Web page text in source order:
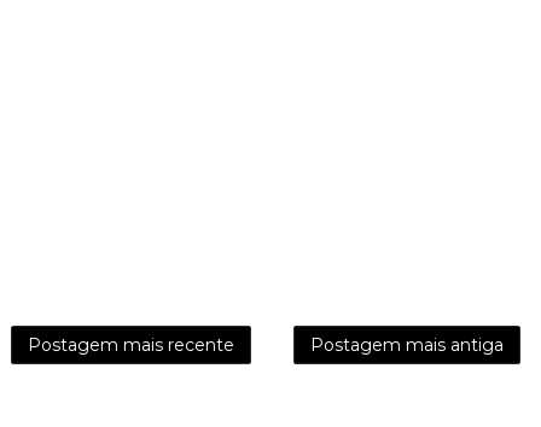
Postagem mais recente Postagem mais antiga